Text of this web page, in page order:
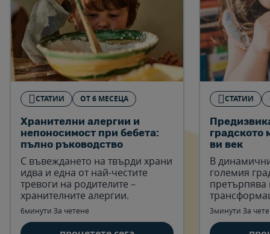
СТАТИИ OТ 6 MЕСЕЦА
Хранителни алергии и
непоносимост при бебета:
пълно ръководство
С въвеждането на твърди храни
идва и една от най-честите
тревоги на родителите –
хранителните алергии.
6минути За четене
СТАТИИ
градското
ви век
В
големия
3минути За